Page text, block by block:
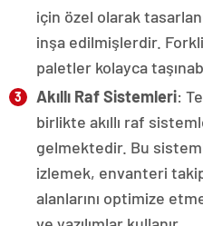
için özel olarak
inşa edilmişlerdir.
paletler kolayca
Akıllı Raf Sistemleri:
birlikte akıllı raf
gelmektedir. Bu
izlemek, envanteri
alanlarını optimize